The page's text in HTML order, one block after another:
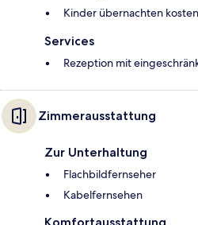
Kinder übernachten
Services
Rezeption mit
Zimmerausstattung
Zur Unterhaltung
Flachbildfernseher
Kabelfernsehen